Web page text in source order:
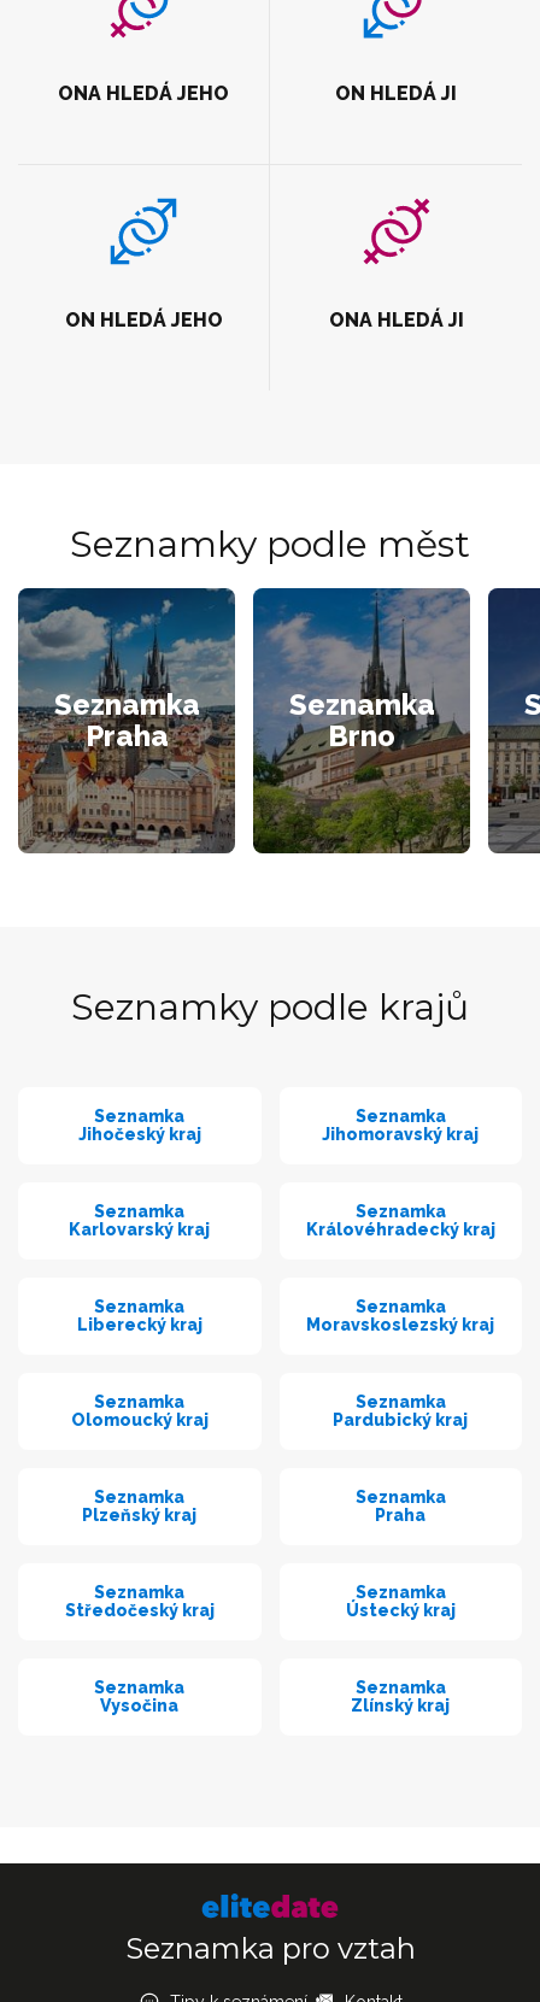
ONA HLEDÁ JEHO ON HLEDÁ JI
ON HLEDÁ JEHO ONA HLEDÁ JI
Seznamky podle měst
Seznamka
Praha
Seznamka
Brno
Seznamky podle krajů
Seznamka
Jihočeský kraj
Seznamka
Jihomoravský kraj
Seznamka
Karlovarský kraj
Seznamka
Královéhradecký kraj
Seznamka
Liberecký kraj
Seznamka
Moravskoslezský kraj
Seznamka
Olomoucký kraj
Seznamka
Pardubický kraj
Seznamka
Plzeňský kraj
Seznamka
Praha
Seznamka
Středočeský kraj
Seznamka
Ústecký kraj
Seznamka
Vysočina
Seznamka
Zlínský kraj
Seznamka pro vztah